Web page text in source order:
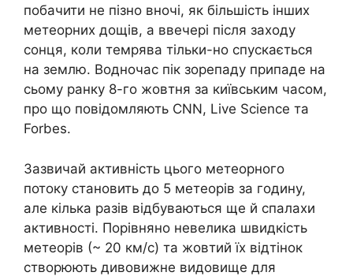
побачити не пізно вночі, як більшість інших
метеорних дощів, а ввечері після заходу
сонця, коли темрява тільки-но спускається
на землю. Водночас пік зорепаду припаде на
сьому ранку 8-го жовтня за київським часом,
про що повідомляють CNN, Live Science та
Forbes.
Зазвичай активність цього метеорного
потоку становить до 5 метеорів за годину,
але кілька разів відбуваються ще й спалахи
активності. Порівняно невелика швидкість
метеорів (~ 20 км/с) та жовтий їх відтінок
створюють дивовижне видовище для